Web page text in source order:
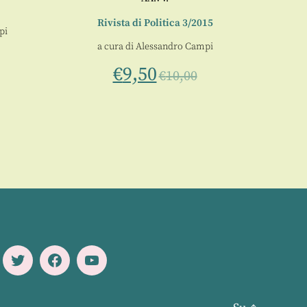
Rivista di Politica 3/2015
a cura diAlessandro Campi
€9,50€10,00
TwitterFacebookYoutube